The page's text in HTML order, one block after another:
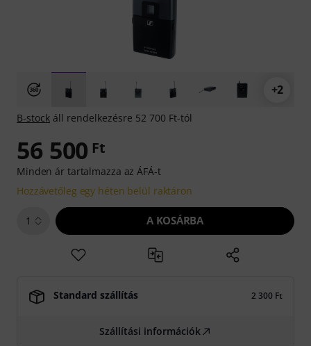
+2
B-stock áll rendelkezésre 52 700 Ft-tól
56 500 Ft
Minden ár tartalmazza az ÁFÁ-t
Hozzávetőleg egy héten belül raktáron
1 A KOSÁRBA
Standard szállítás 2 300 Ft
Szállítási információk